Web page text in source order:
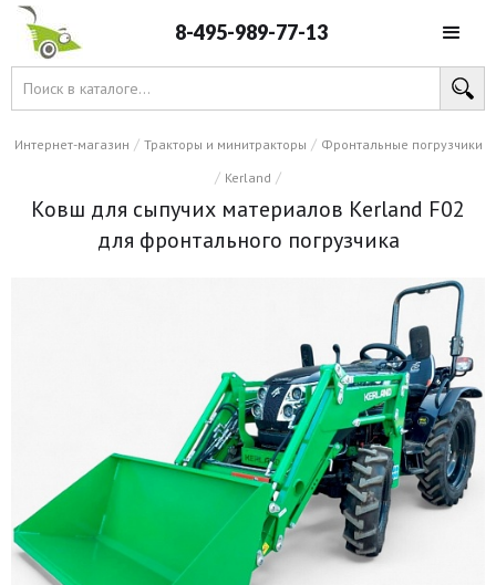
8-495-989-77-13
Интернет-магазин / Тракторы и минитракторы / Фронтальные погрузчики
/ Kerland /
Ковш для сыпучих материалов Kerland F02
для фронтального погрузчика